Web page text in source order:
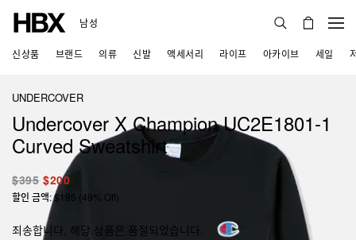
남성
신상품 브랜드 의류 신발 액세서리 라이프 아카이브 세일
UNDERCOVER
Undercover X Champion UC2E1801-1
Curved Sweatshirt
$395 $200
할인 금액: $195 (49% Off)
죄송합니다, 해당 상품은 품절되었습니다.